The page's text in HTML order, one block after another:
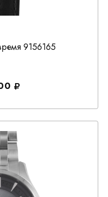
9156165